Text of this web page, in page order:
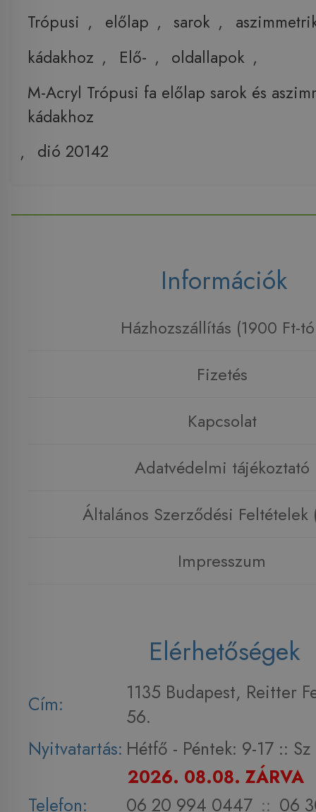
Trópusi , előlap , sarok ,
kádakhoz , Elő- , oldallapok ,
M-Acryl Trópusi fa előlap sarok és
kádakhoz
,
dió 20142
Információk
Házhozszállítás (1900 Ft-
Fizetés
Kapcsolat
Adatvédelmi tájékoztató
Általános Szerződési Feltételek
Impresszum
Elérhetőségek
Cím:
1135 Budapest, Reitter
56.
Nyitvatartás: Hétfő - Péntek: 9-17 :: Sz
2026. 08.08. ZÁRVA
Telefon:
06 20 994 0447 :: 06